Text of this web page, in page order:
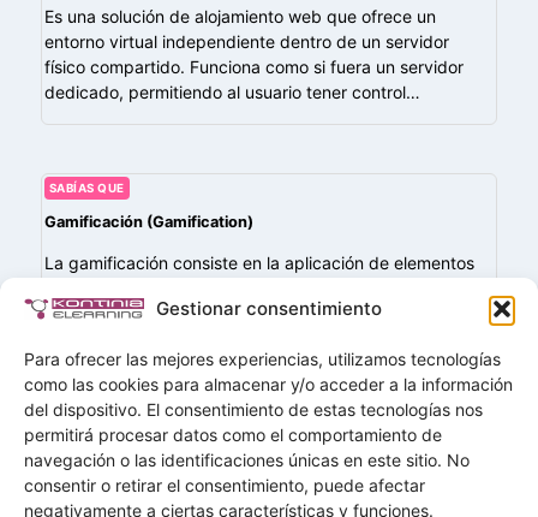
Gestionar consentimiento
Para ofrecer las mejores experiencias, utilizamos tecnologías
como las cookies para almacenar y/o acceder a la información
del dispositivo. El consentimiento de estas tecnologías nos
permitirá procesar datos como el comportamiento de
navegación o las identificaciones únicas en este sitio. No
consentir o retirar el consentimiento, puede afectar
negativamente a ciertas características y funciones.
Es una solución de alojamiento web que ofrece un
entorno virtual independiente dentro de un servidor
físico compartido. Funciona como si fuera un servidor
dedicado, permitiendo al usuario tener control…
SABÍAS QUE
Gamificación (Gamification)
La gamificación consiste en la aplicación de elementos
rankings, desafíos o recompensas— en contextos no
Buscar
Buscar